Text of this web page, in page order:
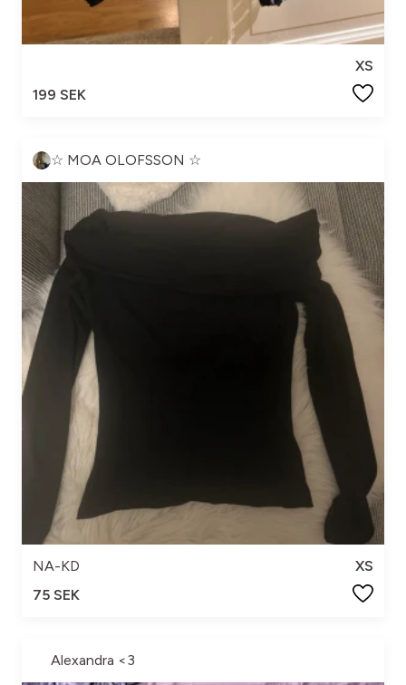
XS
199 SEK
☆ MOA OLOFSSON ☆
NA-KD
XS
75 SEK
Alexandra <3